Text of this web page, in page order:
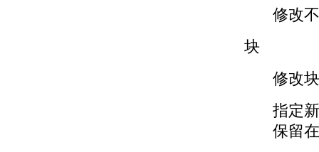
修改
块
修改
指定
保留